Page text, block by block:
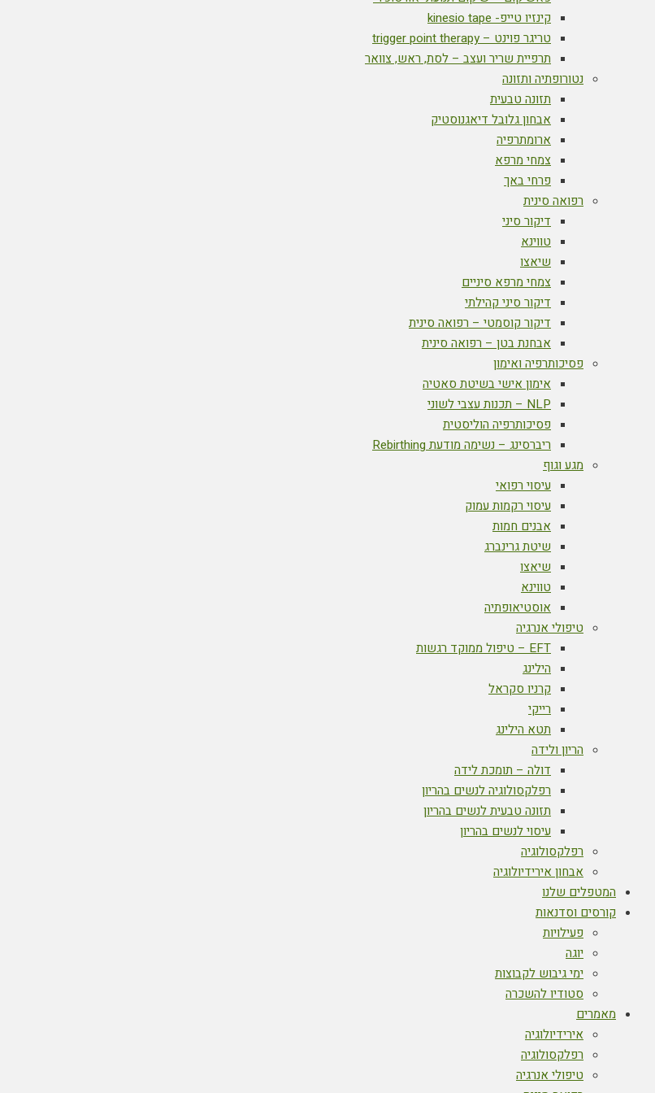
קינזיו טייפ- kinesio tape
טריגר פוינט – trigger point therapy
תרפיית שריר ועצב – לסת, ראש, צוואר
נטורופתיה ותזונה
תזונה טבעית
אבחון גלובל דיאגנוסטיק
ארומתרפיה
צמחי מרפא
פרחי באך
רפואה סינית
דיקור סיני
טווינא
שיאצו
צמחי מרפא סיניים
דיקור סיני קהילתי
דיקור קוסמטי – רפואה סינית
אבחנת בטן – רפואה סינית
פסיכותרפיה ואימון
אימון אישי בשיטת סאטיה
NLP – תכנות עצבי לשוני
פסיכותרפיה הוליסטית
ריברסינג – נשימה מודעת Rebirthing
מגע וגוף
עיסוי רפואי
עיסוי רקמות עמוק
אבנים חמות
שיטת גרינברג
שיאצו
טווינא
אוסטיאופתיה
טיפולי אנרגיה
EFT – טיפול ממוקד רגשות
הילינג
קרניו סקראל
רייקי
תטא הילינג
הריון ולידה
דולה – תומכת לידה
רפלקסולוגיה לנשים בהריון
תזונה טבעית לנשים בהריון
עיסוי לנשים בהריון
רפלקסולוגיה
אבחון אירידיולוגיה
המטפלים שלנו
קורסים וסדנאות
פעילויות
יוגה
ימי גיבוש לקבוצות
סטודיו להשכרה
מאמרים
אירידיולוגיה
רפלקסולוגיה
טיפולי אנרגיה